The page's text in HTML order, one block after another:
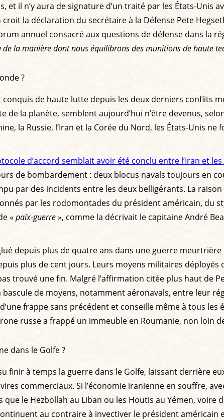
et il n’y aura de signature d’un traité par les États-Unis
la déclaration du secrétaire à la Défense Pete
annuel consacré aux questions de défense dans la
la manière dont nous équilibrons des munitions de haute
?
conquis de haute lutte depuis les deux derniers
de la planète, semblent aujourd’hui n’être devenus,
la Russie, l’Iran et la Corée du Nord, les États-Unis
d’accord semblait avoir été conclu entre l’Iran et les
de bombardement : deux blocus navals toujours en
par des incidents entre les deux belligérants. La
par les rodomontades du président américain, du
«paix-guerre», comme la décrivait le capitaine André
depuis plus de quatre ans dans une guerre
plus de cent jours. Leurs moyens militaires
trouvé une fin. Malgré l’affirmation citée plus haut de
de moyens, notamment aéronavals, entre leur
frappe sans précédent et conseille même à tous
russe a frappé un immeuble en Roumanie, non loin
dans le Golfe ?
finir à temps la guerre dans le Golfe, laissant derrière
commerciaux. Si l’économie iranienne en souffre,
le Hezbollah au Liban ou les Houtis au Yémen,
au contraire à invectiver le président